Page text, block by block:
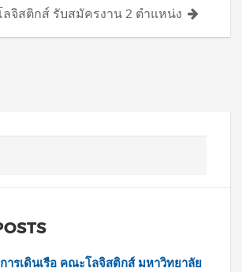
จิสติกส์ รับสมัครงาน 2 ตำแหน่ง
ารเดินเรือ คณะโลจิสติกส์ มหาวิทยาลัย